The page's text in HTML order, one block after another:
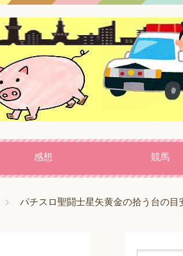
感想 競馬
パチスロ聖闘士星矢黄金の拾う台の目